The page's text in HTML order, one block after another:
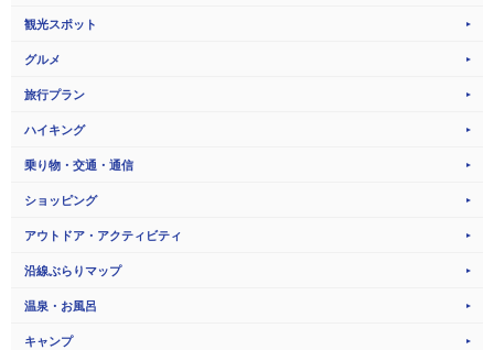
観光スポット
グルメ
旅行プラン
ハイキング
乗り物・交通・通信
ショッピング
アウトドア・アクティビティ
沿線ぶらりマップ
温泉・お風呂
キャンプ